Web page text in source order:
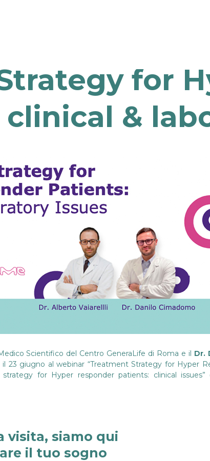
for
&
Scientifico del Centro GeneraLife di Roma e il Dr.
23 giugno al webinar “Treatment Strategy for Hyper
for Hyper responder patients: clinical
visita, siamo qui
il tuo sogno